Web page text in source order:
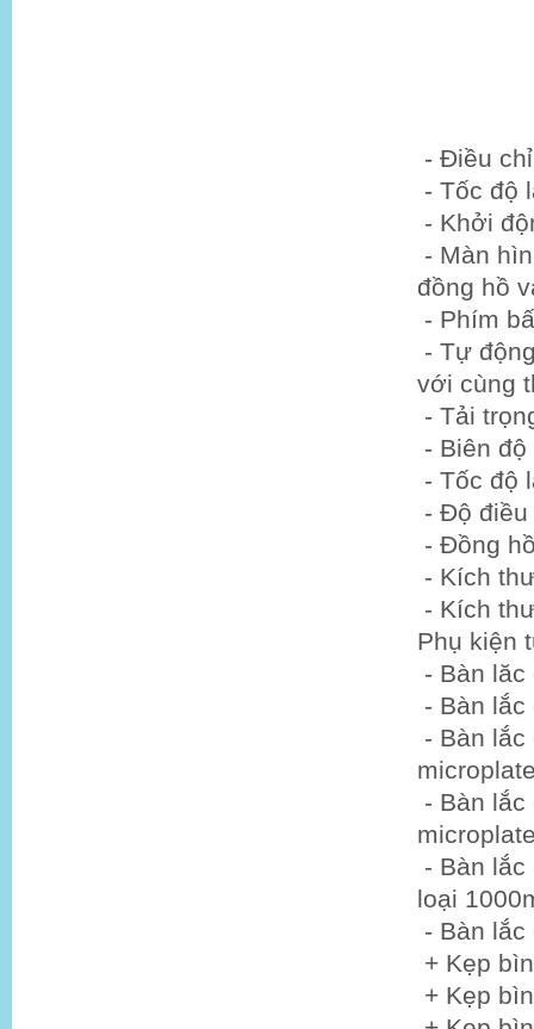
- Điều
- Tốc độ
- Khởi
- Màn
đồng hồ
- Phím
- Tự
với cùng
- Tải
- Biên
- Tốc độ
- Độ điều
- Đồng
- Kích
- Kích
Phụ kiện
- Bàn
- Bàn
- Bàn
- Bàn
- Bàn
loại
- Bàn
+ Kẹp
+ Kẹp